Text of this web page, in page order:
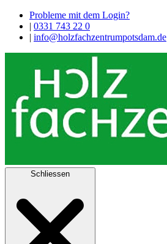
Probleme mit dem Login?
| 0331 743 22 0
| info@holzfachzentrumpotsdam.de
Schliessen